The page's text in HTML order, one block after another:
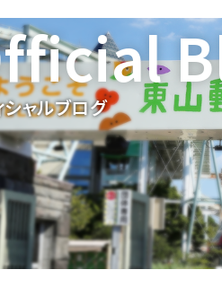
シャルブログ